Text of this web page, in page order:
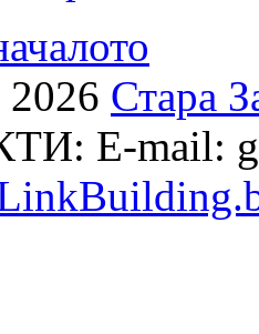
Стара
E-mail: